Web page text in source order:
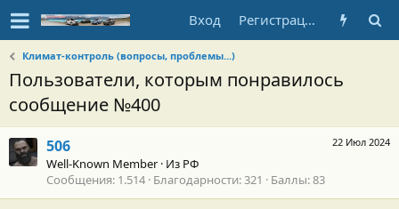
Вход Регистрация
Климат-контроль (вопросы, проблемы...)
Пользователи, которым понравилось
сообщение №400
22 Июл 2024
506
Well-Known Member · Из РФ
Сообщения 1.514 Благодарности 321 Баллы 83